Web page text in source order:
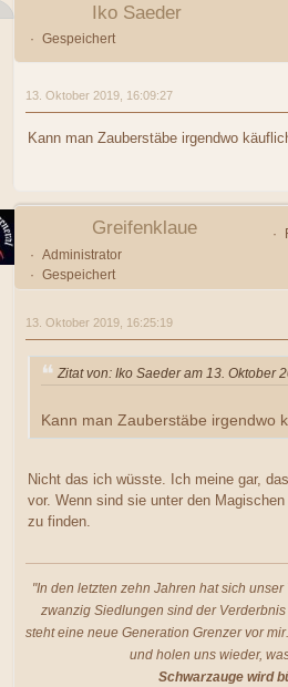
Iko Saeder
Gespeichert
13. Oktober 2019, 16:09:27
Kann man Zauberstäbe irgendwo
Greifenklaue
Administrator
Gespeichert
13. Oktober 2019, 16:25:19
Zitat von: Iko Saeder am 13. Oktober
Kann man Zauberstäbe irgendwo
Nicht das ich wüsste. Ich meine gar,
vor. Wenn sind sie unter den
zu finden.
"In den letzten zehn Jahren hat sich
zwanzig Siedlungen sind der
steht eine neue Generation Grenzer vor
und holen uns wieder,
Schwarzauge wird